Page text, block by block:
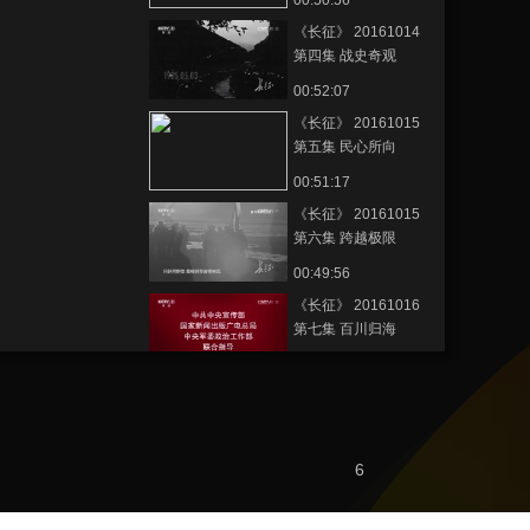
《长征》 20161014
第四集 战史奇观
00:52:07
《长征》 20161015
第五集 民心所向
00:51:17
《长征》 20161015
第六集 跨越极限
00:49:56
《长征》 20161016
第七集 百川归海
《长征》总片头
6